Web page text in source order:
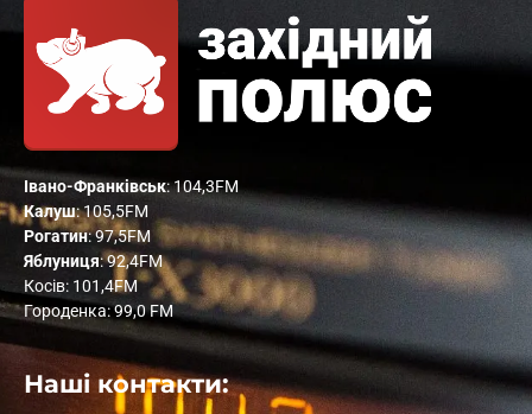
Івано-Франківськ: 104,3FM
Калуш: 105,5FM
Рогатин: 97,5FM
Яблуниця: 92,4FM
Косів: 101,4FM
Городенка: 99,0 FM
Наші контакти: